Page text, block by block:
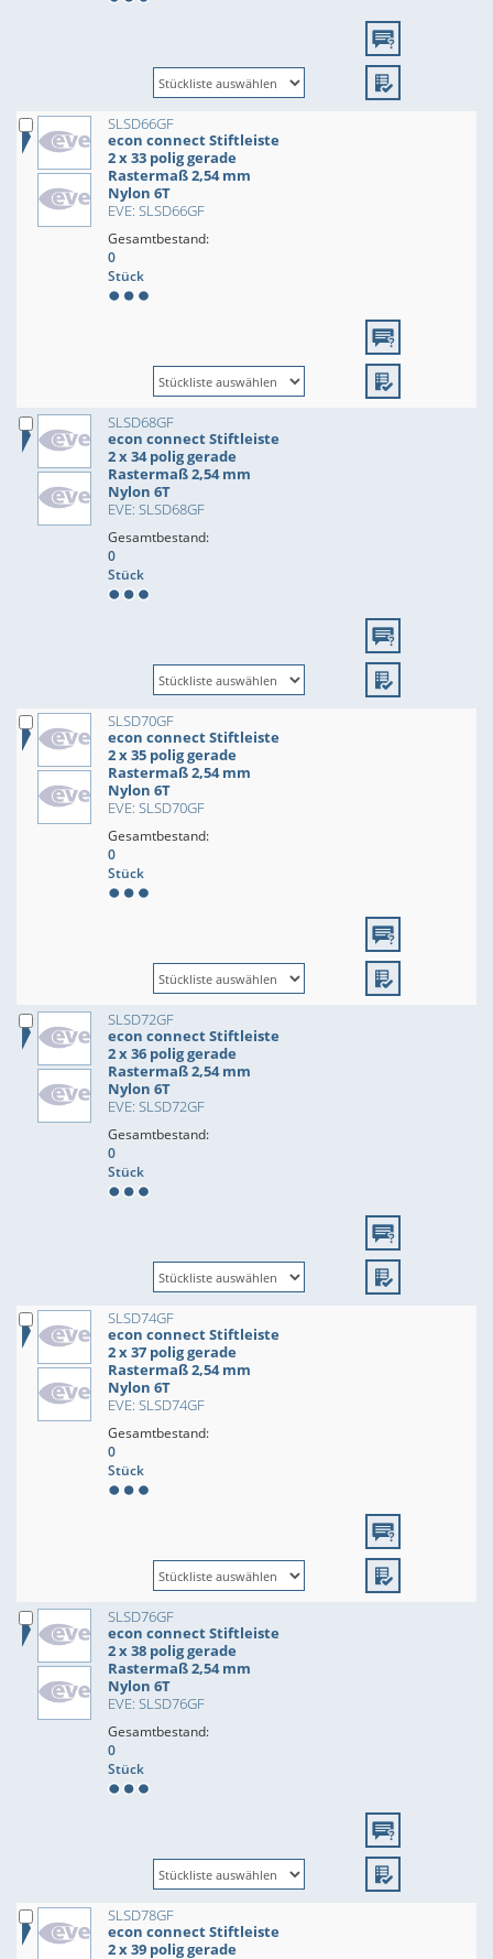
SLSD66GF
econ connect Stiftleiste
2 x 33 polig gerade
Rastermaß 2,54 mm
Nylon 6T
EVE: SLSD66GF
Gesamtbestand:
0
Stück
SLSD68GF
econ connect Stiftleiste
2 x 34 polig gerade
Rastermaß 2,54 mm
Nylon 6T
EVE: SLSD68GF
Gesamtbestand:
0
Stück
SLSD70GF
econ connect Stiftleiste
2 x 35 polig gerade
Rastermaß 2,54 mm
Nylon 6T
EVE: SLSD70GF
Gesamtbestand:
0
Stück
SLSD72GF
econ connect Stiftleiste
2 x 36 polig gerade
Rastermaß 2,54 mm
Nylon 6T
EVE: SLSD72GF
Gesamtbestand:
0
Stück
SLSD74GF
econ connect Stiftleiste
2 x 37 polig gerade
Rastermaß 2,54 mm
Nylon 6T
EVE: SLSD74GF
Gesamtbestand:
0
Stück
SLSD76GF
econ connect Stiftleiste
2 x 38 polig gerade
Rastermaß 2,54 mm
Nylon 6T
EVE: SLSD76GF
Gesamtbestand:
0
Stück
SLSD78GF
econ connect Stiftleiste
2 x 39 polig gerade